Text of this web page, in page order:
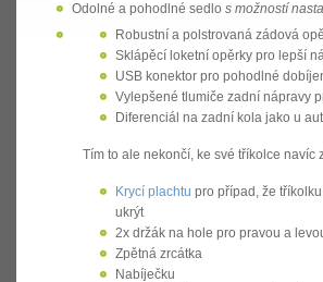
Odolné a pohodlné sedlo s možností
Robustní a polstrovaná zádová
Sklápěcí loketní opěrky pro lepší
USB konektor pro pohodlné
Vylepšené tlumiče zadní nápravy
Diferenciál na zadní kola jako u
Tím to ale nekončí, ke své tříkolce navíc
Krycí plachtu pro případ, že
ukrýt
2x držák na hole pro pravou a
Zpětná zrcátka
Nabíječku